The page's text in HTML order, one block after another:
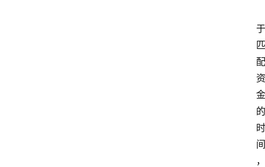
于
匹
配
资
金
的
时
间
，